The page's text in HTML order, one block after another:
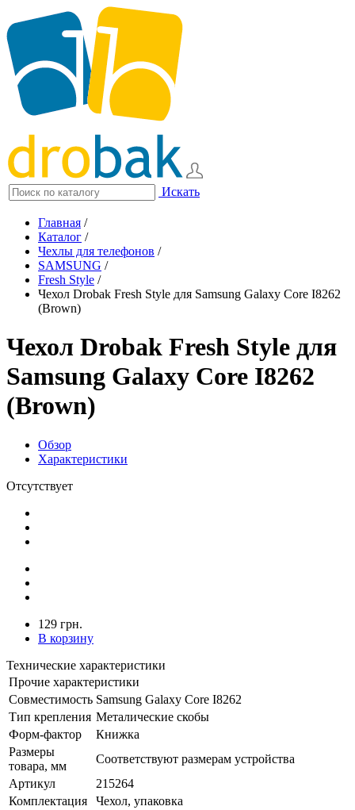
Искать
Главная /
Каталог /
Чехлы для телефонов /
SAMSUNG /
Fresh Style /
Чехол Drobak Fresh Style для Samsung Galaxy Core I8262
(Brown)
Чехол Drobak Fresh Style для
Samsung Galaxy Core I8262
(Brown)
Обзор
Характеристики
Отсутствует
129 грн.
В корзину
Технические характеристики
Прочие характеристики
Совместимость Samsung Galaxy Core I8262
Тип крепления Металические скобы
Форм-фактор
Книжка
Размеры
товара, мм
Соответствуют размерам устройства
Артикул
215264
Комплектация
Чехол, упаковка